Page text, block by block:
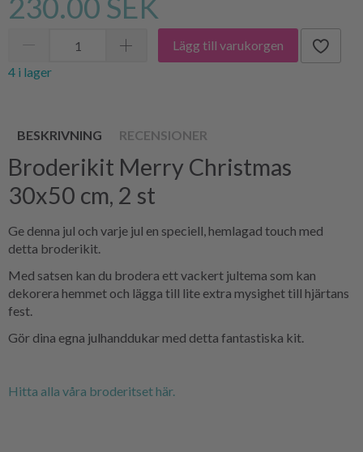
Lägg till varukorgen
4 i lager
BESKRIVNING RECENSIONER
Broderikit Merry Christmas
30x50 cm, 2 st
Ge denna jul och varje jul en speciell, hemlagad touch med
detta broderikit.
Med satsen kan du brodera ett vackert jultema som kan
dekorera hemmet och lägga till lite extra mysighet till hjärtans
fest.
Gör dina egna julhanddukar med detta fantastiska kit.
Hitta alla våra broderitset här.